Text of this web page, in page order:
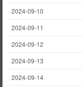
2024-09-10
2024-09-11
2024-09-12
2024-09-13
2024-09-14